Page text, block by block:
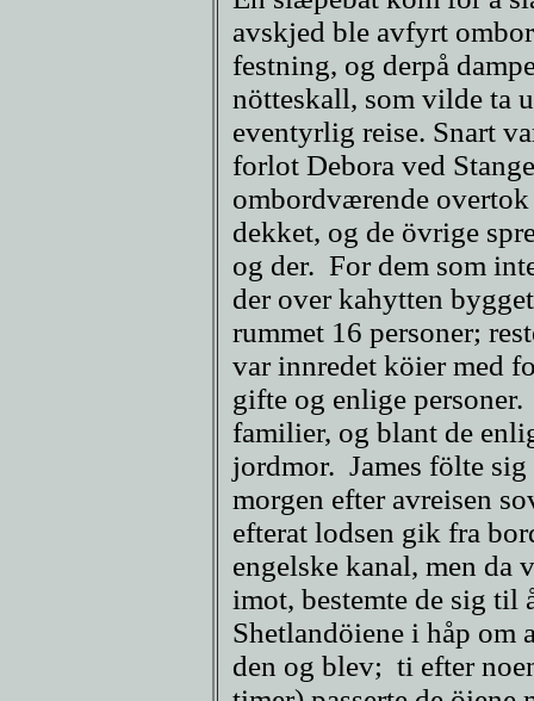
avskjed ble avfyrt
festning, og derpå
nötteskall, som vilde ta
eventyrlig reise. Snart
forlot Debora ved
ombordværende
dekket, og de övrige
og der. For dem som
der over kahytten
rummet 16 personer;
var innredet köier med
gifte og enlige
familier, og blant de
jordmor. James fölte
morgen efter avreisen
efterat lodsen gik fra
engelske kanal, men da
imot, bestemte de sig til
Shetlandöiene i håp
den og blev; ti efter